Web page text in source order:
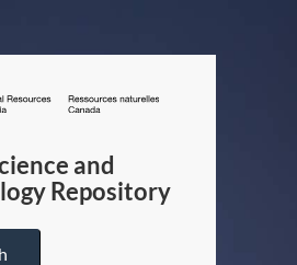
/
Canada
and
Repository